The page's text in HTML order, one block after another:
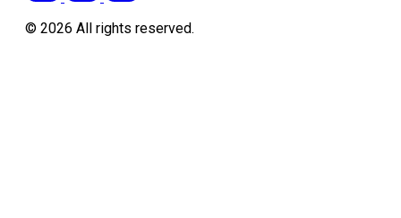
© 2026 All rights reserved.